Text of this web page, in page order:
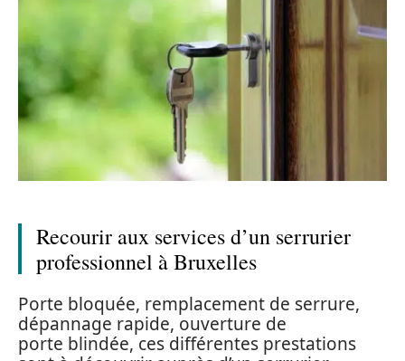
Recourir aux services d’un serrurier
professionnel à Bruxelles
Porte bloquée, remplacement de serrure,
dépannage rapide, ouverture de
porte blindée, ces différentes prestations